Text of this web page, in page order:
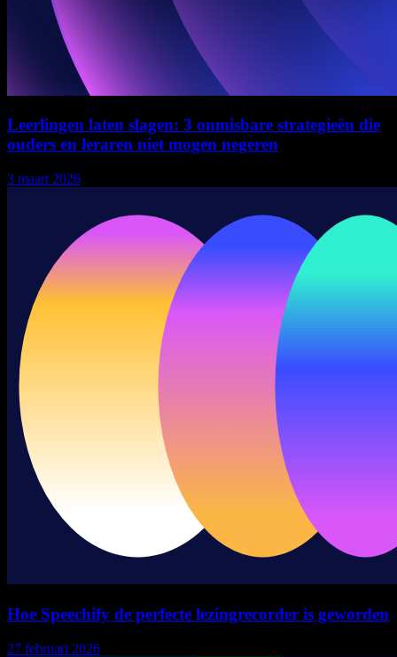
Leerlingen laten slagen: 3 onmisbare strategieën die
ouders en leraren niet mogen negeren
3 maart 2026
Hoe Speechify de perfecte lezingrecorder is geworden
27 februari 2026